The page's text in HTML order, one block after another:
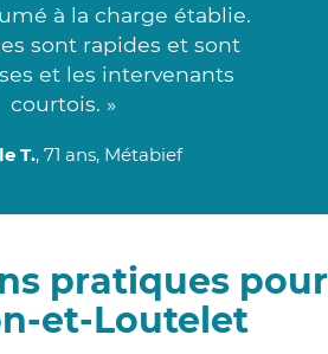
à la charge établie.
sont rapides et sont
et les intervenants
courtois. »
T., 71 ans, Métabief
pratiques pour
et-Loutelet